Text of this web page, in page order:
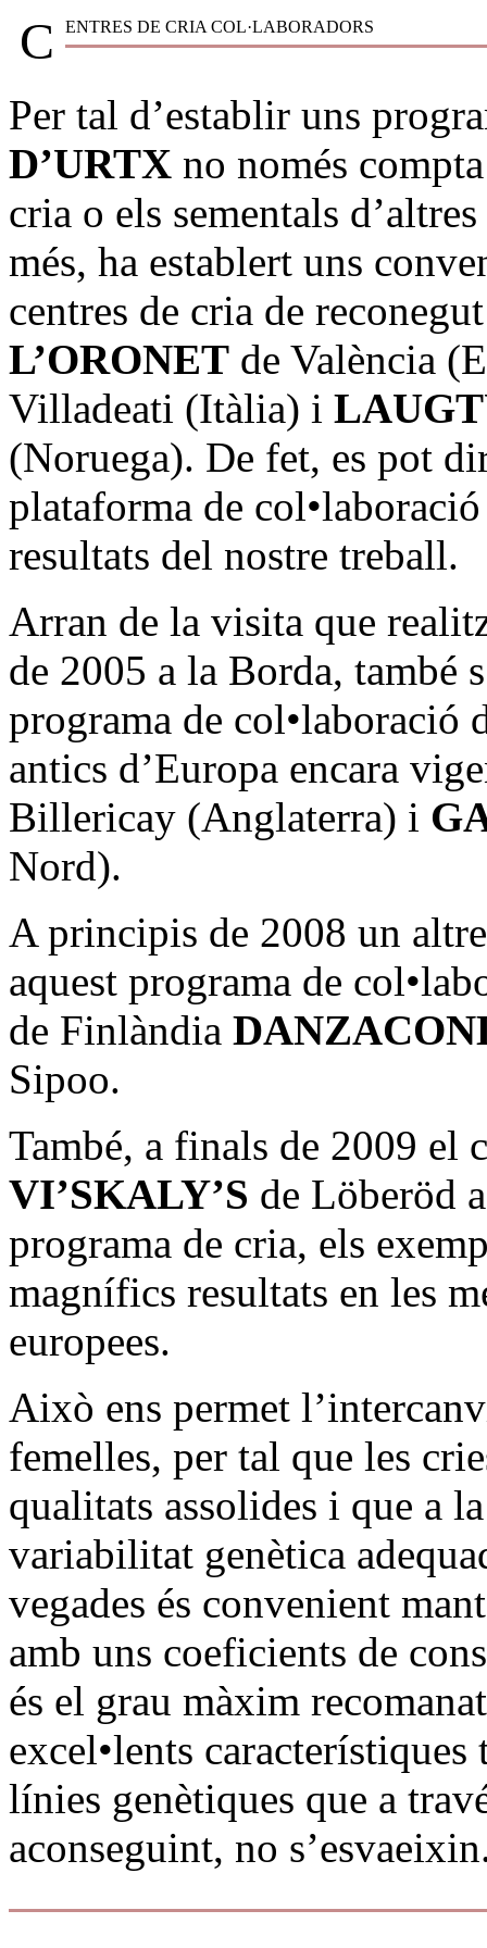
C ENTRES DE CRIA COL·LABORADORS
Per tal d’establir uns
D’URTX no només
cria o els sementals
més, ha establert uns
centres de cria de
L’ORONET de València
Villadeati (Itàlia) i
(Noruega). De fet, es pot
plataforma de
resultats del nostre treball.
Arran de la visita que
de 2005 a la Borda, també
programa de col•laboració
antics d’Europa encara
Billericay (Anglaterra) i
Nord).
A principis de 2008 un
aquest programa de
de Finlàndia
Sipoo.
També, a finals de 2009 el
VI’SKALY’S de Löberöd
programa de cria, els
magnífics resultats en les
europees.
Això ens permet
femelles, per tal que les
qualitats assolides i que a
variabilitat genètica
vegades és convenient
amb uns coeficients de
és el grau màxim
excel•lents
línies genètiques que a
aconseguint, no